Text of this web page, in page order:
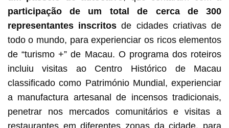
participação de um total de cerca de 300
representantes inscritos de cidades criativas de
todo o mundo, para experienciar os ricos elementos
de “turismo +” de Macau. O programa dos roteiros
incluiu visitas ao Centro Histórico de Macau
classificado como Património Mundial, experienciar
a manufactura artesanal de incensos tradicionais,
penetrar nos mercados comunitários e visitas a